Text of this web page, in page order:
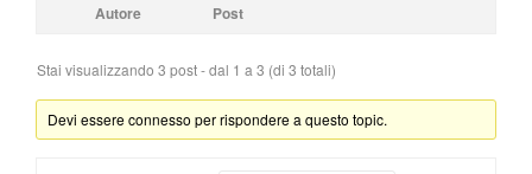
Autore Post
Stai visualizzando 3 post - dal 1 a 3 (di 3 totali)
Devi essere connesso per rispondere a questo topic.